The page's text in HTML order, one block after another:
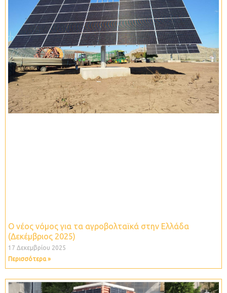
Ο νέος νόμος για τα αγροβολταϊκά στην Ελλάδα
(Δεκέμβριος 2025)
17 Δεκεμβρίου 2025
Περισσότερα »